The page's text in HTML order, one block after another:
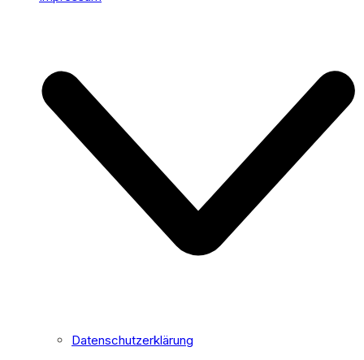
Datenschutzerklärung